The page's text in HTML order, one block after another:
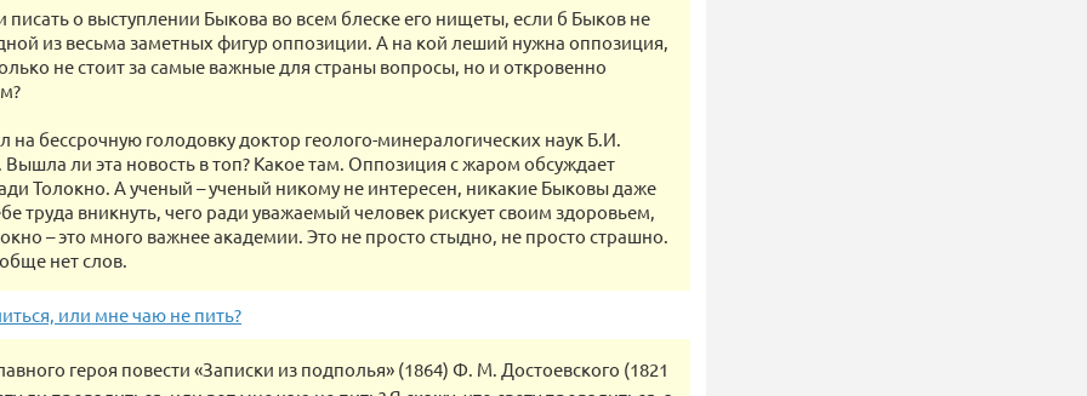
писать о выступлении Быкова во всем блеске его нищеты, если б Быков не
из весьма заметных фигур оппозиции. А на кой леший нужна оппозиция,
не стоит за самые важные для страны вопросы, но и откровенно
на бессрочную голодовку доктор геолого-минералогических наук Б.И.
Вышла ли эта новость в топ? Какое там. Оппозиция с жаром обсуждает
Толокно. А ученый – ученый никому не интересен, никакие Быковы даже
труда вникнуть, чего ради уважаемый человек рискует своим здоровьем,
– это много важнее академии. Это не просто стыдно, не просто страшно.
нет слов.
или мне чаю не пить?
героя повести «Записки из подполья» (1864) Ф. М. Достоевского (1821